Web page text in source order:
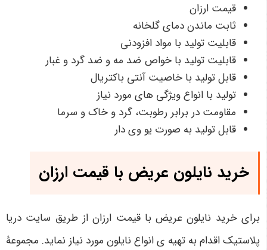
قیمت ارزان
ثابت ماندن دمای گلخانه
قابلیت تولید با مواد افزودنی
قابلیت تولید با خواص ضد مه و ضد گرد و غبار
قابل تولید با خاصیت آنتی باکتریال
تولید با انواع ویژگی های مورد نیاز
مقاومت در برابر رطوبت، گرد و خاک و سرما
قابل تولید به صورت یو وی دار
خرید نایلون عریض با قیمت ارزان
برای خرید نایلون عریض با قیمت ارزان از طریق سایت دریا
پلاستیک اقدام به تهیه ی انواع نایلون مورد نیاز نماید. مجموعۀ